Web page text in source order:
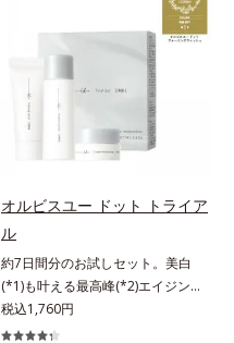
と皮脂のバランスを整え、乾燥＆ベ
タつきレスに。さらに毛穴周りの肌
にうるおいを与え、キュッと引き締
め＆ハリ感をUPさせます。また皮
脂を感知するとギュッと固まる膜を
採用。ファンデーションのくずれや
毛穴落ちを防ぎ、キレイが長持ちし
にほわっとべールをかけて、肌キメ
がふっくら整うかのよう(*3)。つっ
ぱらないここちよい密着感で、さま
ざまなタイプのファンデと併用でき
ます。毛穴が気になる箇所への部分
使いもOK。*1 ファンデーションが
くずれて毛穴に落ちること*2 酸化
オルビスユー ドット トライア
ル
約7日間分のお試しセット。美白
(*1)も叶える最高峰(*2)エイジング
ケア(*3)。ハリも透明感(*4)も結果
主義。年齢サイン(*5)の因子に着目
税込1,760円